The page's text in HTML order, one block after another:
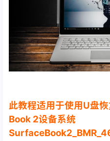
此教程适用于使用U盘
Book 2设备系统